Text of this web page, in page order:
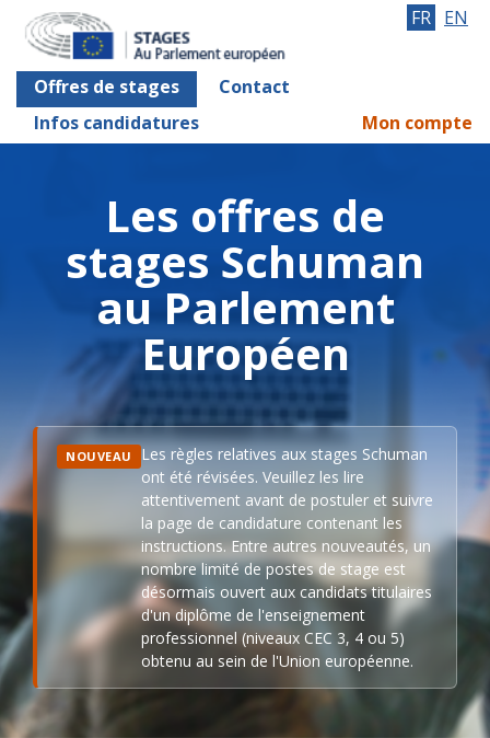
Offres de stages
Contact
Infos candidatures
FR EN
Mon compte
Les offres de
stages Schuman
au Parlement
Européen
NOUVEAU
Les règles relatives aux stages Schuman
ont été révisées. Veuillez les lire
attentivement avant de postuler et suivre
la page de candidature contenant les
instructions. Entre autres nouveautés, un
nombre limité de postes de stage est
désormais ouvert aux candidats titulaires
d'un diplôme de l'enseignement
professionnel (niveaux CEC 3, 4 ou 5)
obtenu au sein de l'Union européenne.